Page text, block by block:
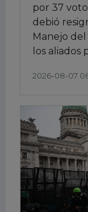
por 37
debió
Manejo
los aliados
2026-08-07